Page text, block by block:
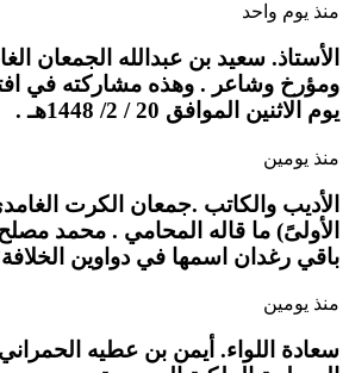
منذ يوم واحد
الأستاذ. سعيد بن عبدالله الجمعان
ومؤرخ وشاعر . وهذه مشاركته في
يوم الاثنين الموافق 20 / 2/ 1448هـ .
منذ يومين
الأديب والكاتب .جمعان الكرت
الأولىً) ما قاله المحامي . محمد
باقي رغدان اسمها في دواوين
منذ يومين
سعادة اللواء. أيمن بن عطيه